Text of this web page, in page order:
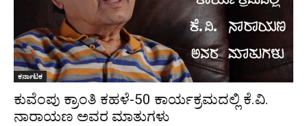
ಕರ್ನಾಟಕ
ಕುವೆಂಪು ಕ್ರಾಂತಿ ಕಹಳೆ-50 ಕಾರ್ಯಕ್ರಮದಲ್ಲಿ ಕೆ.ವಿ.
ನಾರಾಯಣ ಅವರ ಮಾತುಗಳು